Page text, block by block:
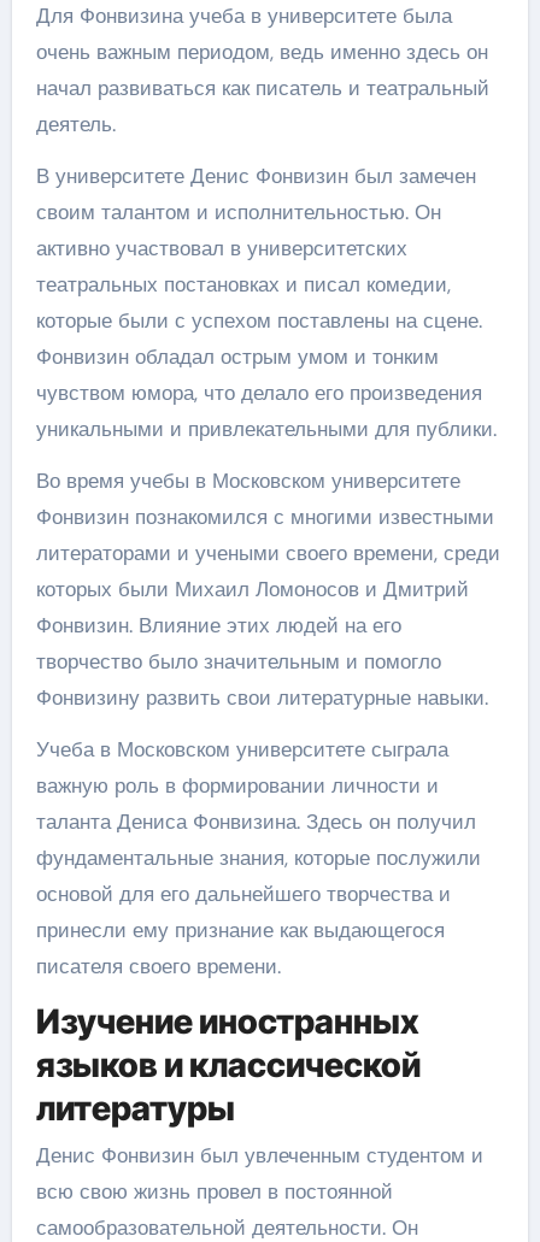
Для Фонвизина учеба в университете была
очень важным периодом, ведь именно здесь он
начал развиваться как писатель и театральный
деятель.
В университете Денис Фонвизин был замечен
своим талантом и исполнительностью. Он
активно участвовал в университетских
театральных постановках и писал комедии,
которые были с успехом поставлены на сцене.
Фонвизин обладал острым умом и тонким
чувством юмора, что делало его произведения
уникальными и привлекательными для публики.
Во время учебы в Московском университете
Фонвизин познакомился с многими известными
литераторами и учеными своего времени, среди
которых были Михаил Ломоносов и Дмитрий
Фонвизин. Влияние этих людей на его
творчество было значительным и помогло
Фонвизину развить свои литературные навыки.
Учеба в Московском университете сыграла
важную роль в формировании личности и
таланта Дениса Фонвизина. Здесь он получил
фундаментальные знания, которые послужили
основой для его дальнейшего творчества и
принесли ему признание как выдающегося
писателя своего времени.
Изучение иностранных
языков и классической
литературы
Денис Фонвизин был увлеченным студентом и
всю свою жизнь провел в постоянной
самообразовательной деятельности. Он